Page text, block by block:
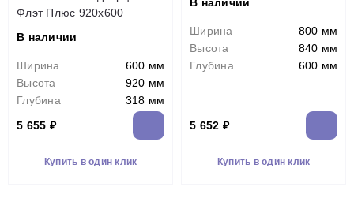
Флэт Плюс 920х600
В наличии
Ширина
600 мм
Высота
920 мм
Глубина
318 мм
5 655 ₽
Купить в один клик
Ширина
800 мм
Высота
840 мм
Глубина
600 мм
5 652 ₽
Купить в один клик